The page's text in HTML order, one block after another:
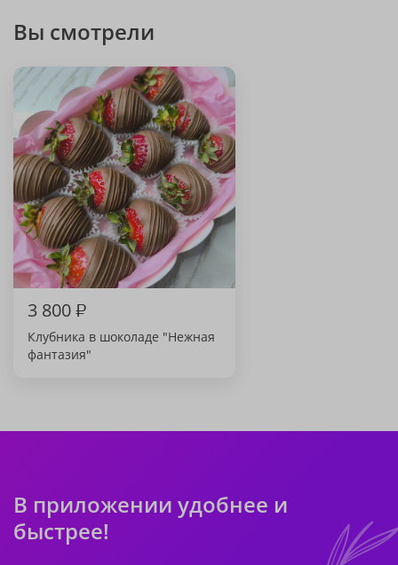
Вы смотрели
3 800₽
Клубника в шоколаде "Нежная
фантазия"
В приложении удобнее и
быстрее!